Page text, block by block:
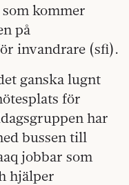
kommer
på
invandrare (sfi).
ganska lugnt
för
har
bussen till
jobbar som
hjälper